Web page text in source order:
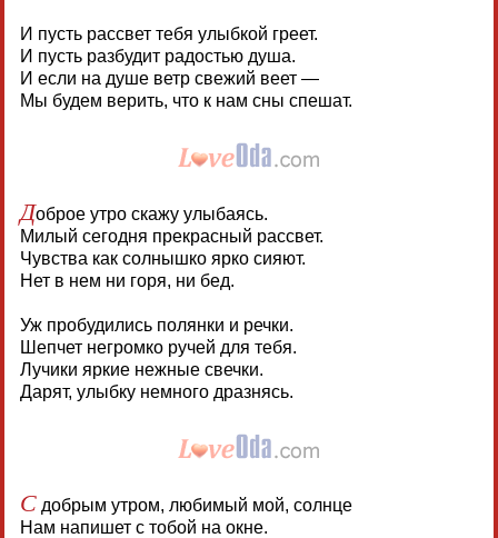
И пусть рассвет тебя улыбкой греет.
И пусть разбудит радостью душа.
И если на душе ветр свежий веет —
Мы будем верить, что к нам сны спешат.
Доброе утро скажу улыбаясь.
Милый сегодня прекрасный рассвет.
Чувства как солнышко ярко сияют.
Нет в нем ни горя, ни бед.
Уж пробудились полянки и речки.
Шепчет негромко ручей для тебя.
Лучики яркие нежные свечки.
Дарят, улыбку немного дразнясь.
Сдобрым утром, любимый мой, солнце
Нам напишет с тобой на окне.